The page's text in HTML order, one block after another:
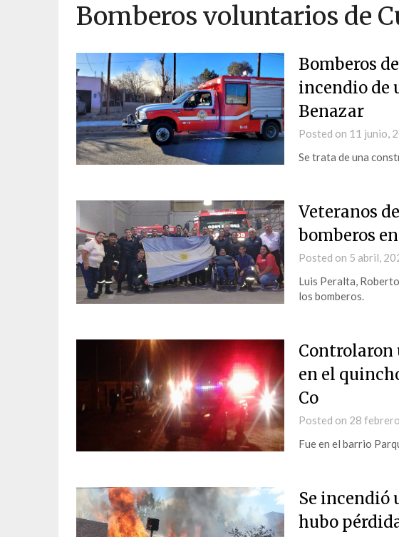
Bomberos voluntarios de
Bomberos
incendio de
Benazar
Posted on 11 junio,
Se trata de una
Veteranos
bomberos
Posted on 5 abril,
Luis Peralta,
los bomberos.
en el
Co
Posted on 28
Fue en el barrio
Se incendió
hubo